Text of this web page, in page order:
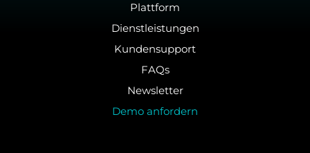
Plattform
Dienstleistungen
Kundensupport
FAQs
Newsletter
Demo anfordern